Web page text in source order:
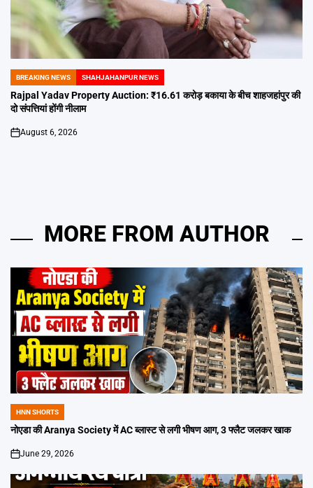
POSTED
IN
BREAKING NEWS SHAHJAHANPUR NEWS
Rajpal Yadav Property Auction: ₹16.61 करोड़ बकाया के बीच शाहजहांपुर की
दो संपत्तियां होंगी नीलाम
on
August 6, 2026
MORE FROM AUTHOR
POSTED
IN
HNN SHORTS
नोएडा की Aranya Society में AC ब्लास्ट से लगी भीषण आग, 3 फ्लैट जलकर खाक
on
June 29, 2026